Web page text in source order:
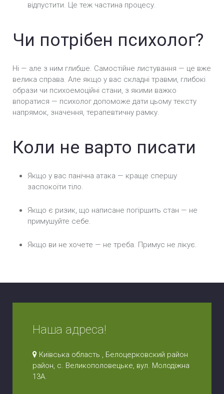
відпустити. Це теж частина процесу.
Чи потрібен психолог?
Ні — але з ним глибше. Самостійне листування — це вже
велика справа. Але якщо у вас складні травми, глибокі
образи чи психоемоційні стани, з якими важко
впоратися — психолог допоможе дати цьому тексту
напрямок, значення, терапевтичну рамку.
Коли не варто писати
Якщо у вас панічна атака — краще спершу
заспокоїти тіло.
Якщо є ризик, що написане погіршить стан — не
примушуйте себе.
Якщо ви не хочете — не треба. Примус не лікує.
Наша адреса!
Київська область , Белоцерковский район
район, с. Великополовецьке, вул. Молодіжна
13А.